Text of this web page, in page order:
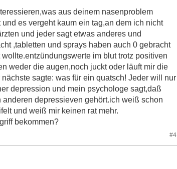
aus deinem nasenproblem
es vergeht kaum ein tag,an dem ich nicht
und jeder sagt etwas anderes und
,tabletten und sprays haben auch 0 gebracht
im blut trotz positiven
weder die augen,noch juckt oder läuft mir die
sagte: was für ein quatsch! Jeder will nur
depression und mein psychologe sagt,daß
depressieven gehört.ich weiß schon
und weiß mir keinen rat mehr.
bekommen?
#4